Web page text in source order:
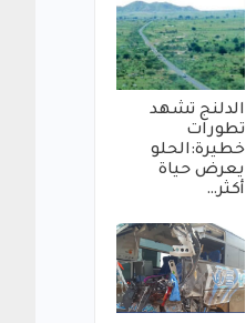
الدلنج تشهد
تطورات
خطيرة:الحلو
يعرض حياة
أكثر…